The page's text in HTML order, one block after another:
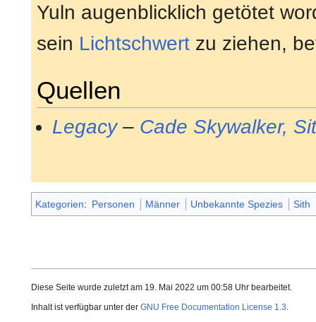
Yuln augenblicklich getötet
sein Lichtschwert zu ziehen,
Quellen
Legacy– Cade Skywalker,
Kategorien: Personen Männer Unbekannte Spezies Sith
Diese Seite wurde zuletzt am 19. Mai 2022 um 00:58 Uhr bearbeitet.
Inhalt ist verfügbar unter der GNU Free Documentation License 1.3.